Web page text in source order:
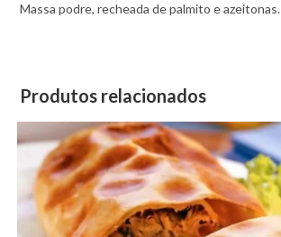
Massa podre, recheada de palmito e azeitonas.
Produtos relacionados